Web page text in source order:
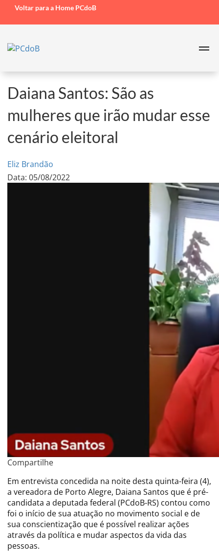
Voltar para a Home PCdoB
Daiana Santos: São as
mulheres que irão mudar esse
cenário eleitoral
Eliz Brandão
Data: 05/08/2022
Compartilhe
Em entrevista concedida na noite desta quinta-feira (4),
a vereadora de Porto Alegre, Daiana Santos que é pré-
candidata a deputada federal (PCdoB-RS) contou como
foi o início de sua atuação no movimento social e de
sua conscientização que é possível realizar ações
através da política e mudar aspectos da vida das
pessoas.